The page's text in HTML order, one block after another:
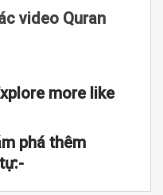
video Quran
more like
phá thêm